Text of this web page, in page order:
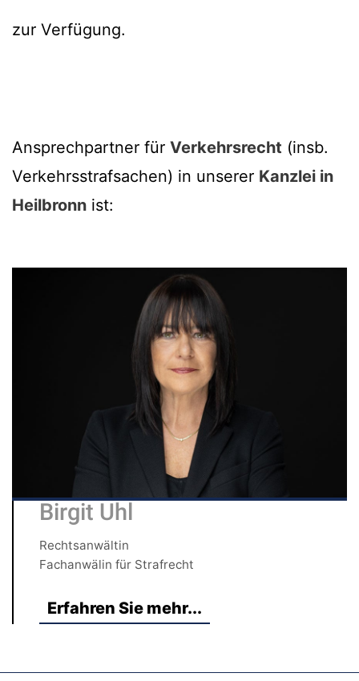
zur Verfügung.
Ansprechpartner für Verkehrsrecht (insb.
Verkehrsstrafsachen) in unserer Kanzlei in
Heilbronn ist:
Birgit Uhl
Rechtsanwältin
Fachanwälin für Strafrecht
Erfahren Sie mehr...